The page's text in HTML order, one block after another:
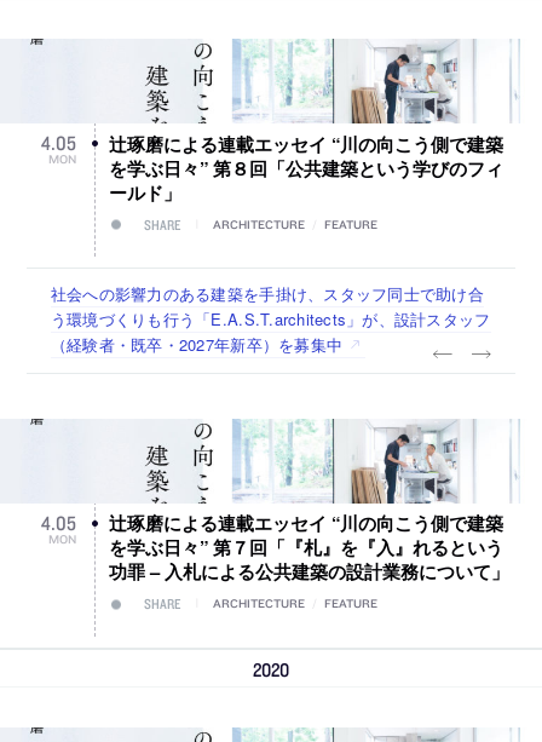
4.05
MON
辻琢磨による連載エッセイ “川の向こう側で建築
を学ぶ日々” 第８回「公共建築という学びのフィ
ールド」
SHARE ARCHITECTURE FEATURE
佐々木慧が主宰する「axonometric株式会社」が、設計スタ
ッフ（経験者・既卒・2027年新卒）を募集中
古民家を軸に全国で“価値循環の仕組み”を作り、リモートワ
ーク主体の働き方を実践する「株式会社つぎと」が、設計ス
タッフ（経験者・既卒）を募集中
リノベる株式会社が、設計パートナー (業務委託) を募集中
社会への影響力のある建築を手掛け、スタッフ同士で助け合
う環境づくりも行う「E.A.S.T.architects」が、設計スタッフ
（経験者・既卒・2027年新卒）を募集中
代官山を拠点に活動する「梅澤竜也 / ALA INC.」が、設計ス
タッフ・アルバイト・事務職を募集中
4.05
MON
辻琢磨による連載エッセイ “川の向こう側で建築
を学ぶ日々” 第７回「『札』を『入』れるという
功罪 – 入札による公共建築の設計業務について」
SHARE ARCHITECTURE FEATURE
2020